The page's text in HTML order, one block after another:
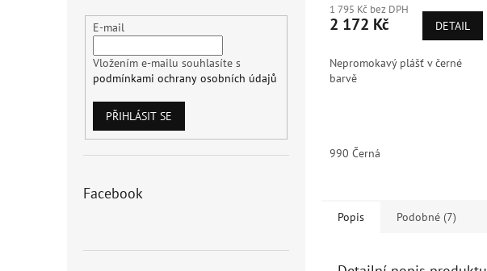
E-mail
Vložením e-mailu souhlasíte s
podmínkami ochrany osobních údajů
PŘIHLÁSIT SE
Facebook
1 795 Kč bez DPH
2 172 Kč DETAIL
Nepromokavý plášť v černé
barvě
990 Černá
Popis Podobné (7)